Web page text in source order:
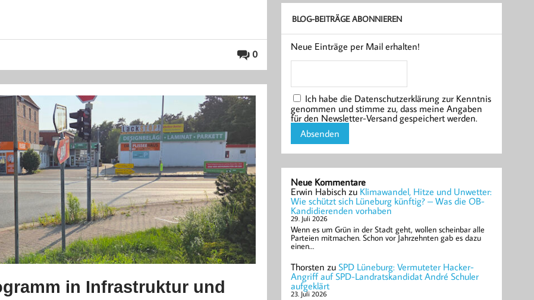
0
in Infrastruktur und
BLOG-BEITRÄGE ABONNIEREN
Neue Einträge per Mail erhalten!
Ich habe die Datenschutzerklärung zur Kenntnis
genommen und stimme zu, dass meine Angaben
für den Newsletter-Versand gespeichert werden.
Neue Kommentare
Erwin Habisch zu Klimawandel, Hitze und Unwetter:
Wie schützt sich Lüneburg künftig? – Was die OB-
Kandidierenden vorhaben
29. Juli 2026
Wenn es um Grün in der Stadt geht, wollen scheinbar alle
Parteien mitmachen. Schon vor Jahrzehnten gab es dazu
einen…
Thorsten zuSPD Lüneburg: Vermuteter Hacker-
Angriff auf SPD-Landratskandidat André Schuler
aufgeklärt
23. Juli 2026